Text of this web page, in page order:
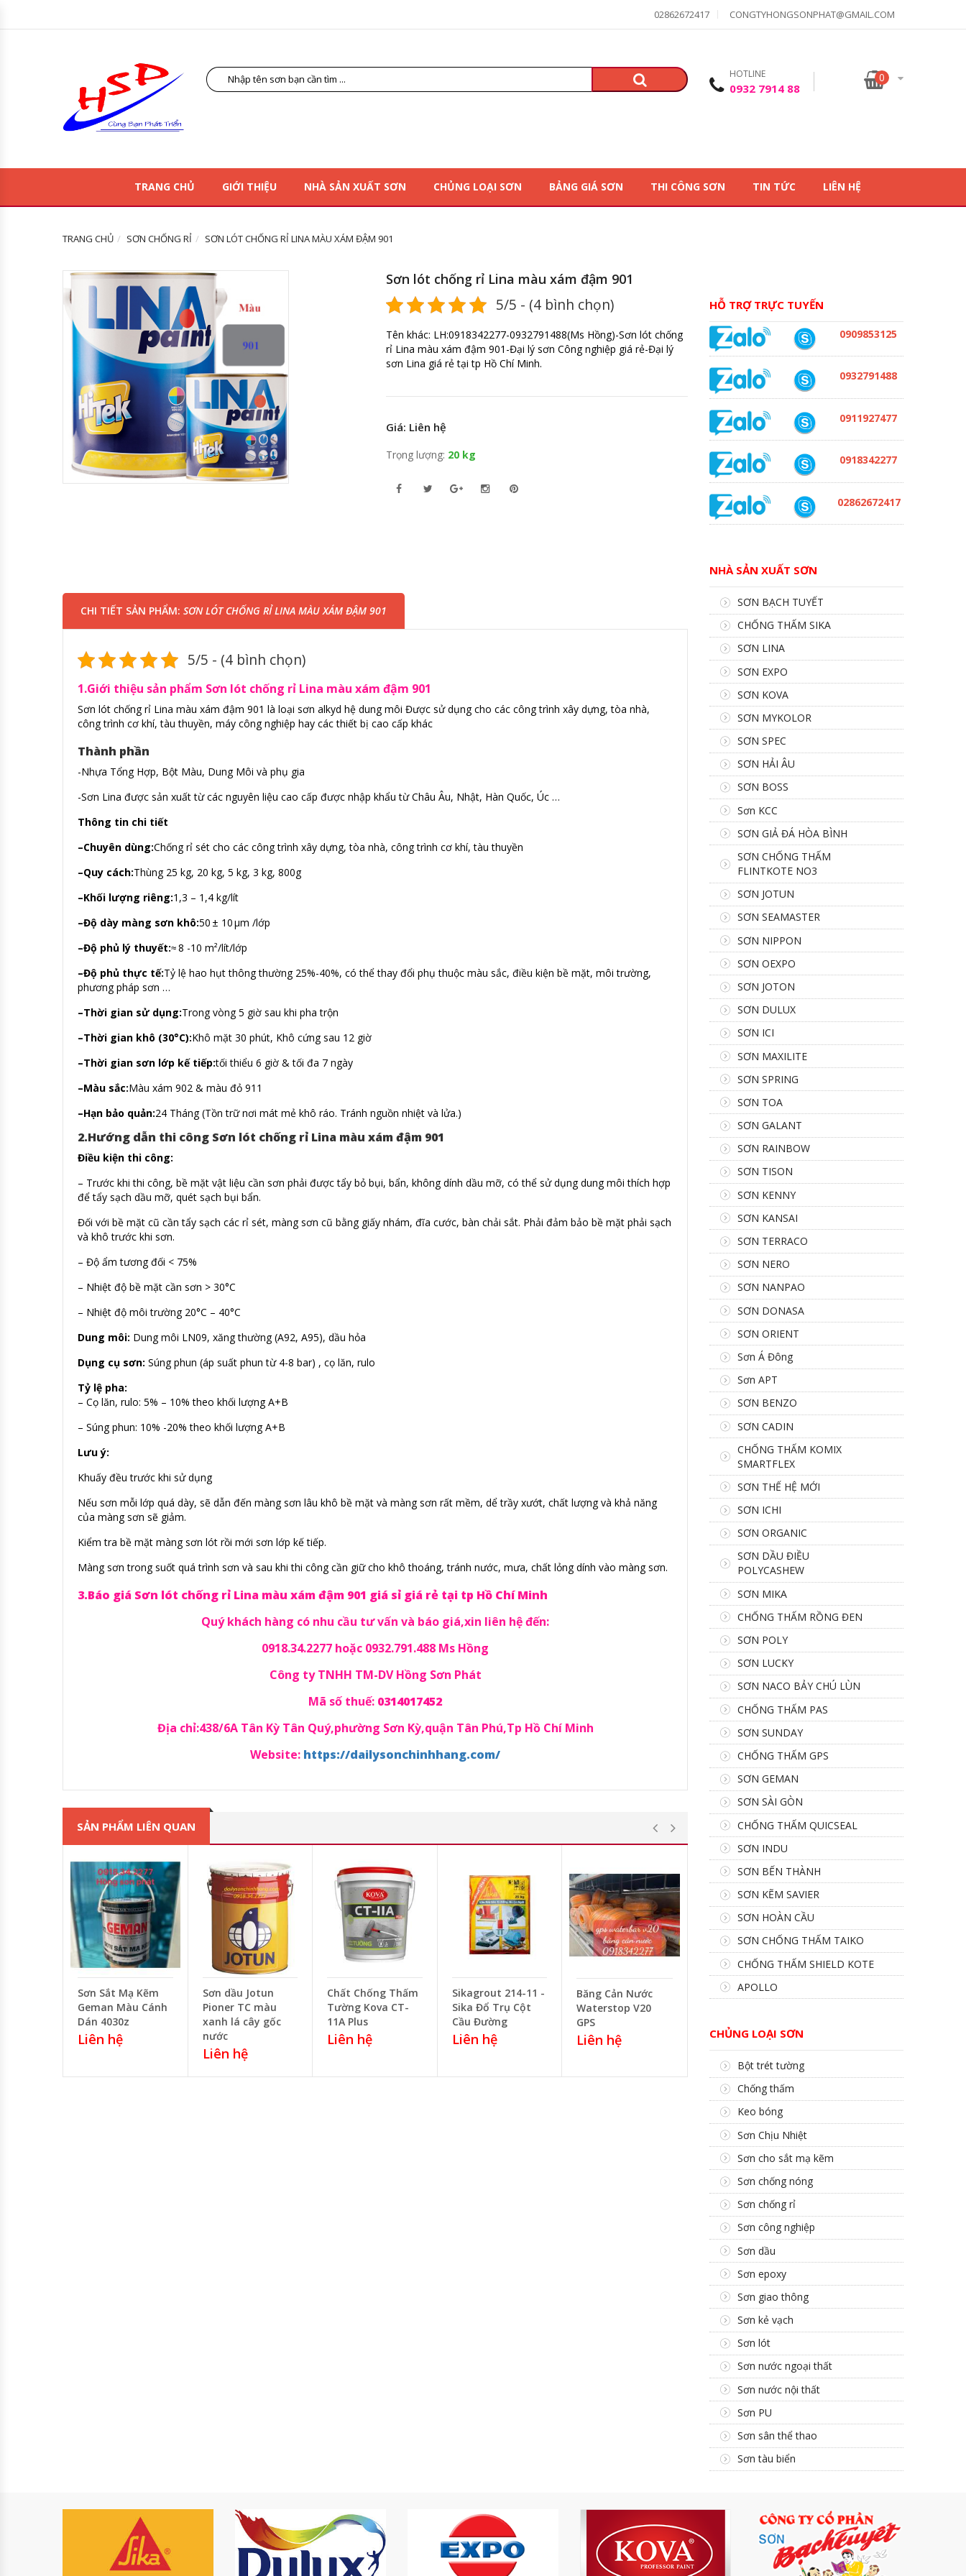
02862672417 CONGTYHONGSONPHAT@GMAIL.COM
HOTLINE
0932 7914 88
0
TRANG CHỦ GIỚI THIỆU NHÀ SẢN XUẤT SƠN CHỦNG LOẠI SƠN BẢNG GIÁ SƠN THI CÔNG SƠN TIN TỨC LIÊN HỆ
TRANG CHỦ SƠN CHỐNG RỈ SƠN LÓT CHỐNG RỈ LINA MÀU XÁM ĐẬM 901
Sơn lót chống rỉ Lina màu xám đậm 901
5/5 - (4 bình chọn)
Tên khác: LH:0918342277-0932791488(Ms Hồng)-Sơn lót chống
rỉ Lina màu xám đậm 901-Đại lý sơn Công nghiệp giá rẻ-Đại lý
sơn Lina giá rẻ tại tp Hồ Chí Minh.
Giá: Liên hệ
Trọng lượng: 20 kg
CHI TIẾT SẢN PHẨM: SƠN LÓT CHỐNG RỈ LINA MÀU XÁM ĐẬM 901
5/5 - (4 bình chọn)
1.Giới thiệu sản phẩm Sơn lót chống rỉ Lina màu xám đậm 901
Sơn lót chống rỉ Lina màu xám đậm 901 là loại sơn alkyd hệ dung môi Được sử dụng cho các công trình xây dựng, tòa nhà,
công trình cơ khí, tàu thuyền, máy công nghiệp hay các thiết bị cao cấp khác
Thành phần
-Nhựa Tổng Hợp, Bột Màu, Dung Môi và phụ gia
-Sơn Lina được sản xuất từ các nguyên liệu cao cấp được nhập khẩu từ Châu Âu, Nhật, Hàn Quốc, Úc …
Thông tin chi tiết
–Chuyên dùng:Chống rỉ sét cho các công trình xây dựng, tòa nhà, công trình cơ khí, tàu thuyền
–Quy cách:Thùng 25 kg, 20 kg, 5 kg, 3 kg, 800g
–Khối lượng riêng:1,3 – 1,4 kg/lít
–Độ dày màng sơn khô:50 ± 10 µm /lớp
–Độ phủ lý thuyết:≈ 8 -10 m²/lít/lớp
–Độ phủ thực tế:Tỷ lệ hao hụt thông thường 25%-40%, có thể thay đổi phụ thuộc màu sắc, điều kiện bề mặt, môi trường,
phương pháp sơn …
–Thời gian sử dụng:Trong vòng 5 giờ sau khi pha trộn
–Thời gian khô (30°C):Khô mặt 30 phút, Khô cứng sau 12 giờ
–Thời gian sơn lớp kế tiếp:tối thiểu 6 giờ & tối đa 7 ngày
–Màu sắc:Màu xám 902 & màu đỏ 911
–Hạn bảo quản:24 Tháng (Tồn trữ nơi mát mẻ khô ráo. Tránh nguồn nhiệt và lửa.)
2.Hướng dẫn thi công Sơn lót chống rỉ Lina màu xám đậm 901
Điều kiện thi công:
– Trước khi thi công, bề mặt vật liệu cần sơn phải được tẩy bỏ bụi, bẩn, không dính dầu mỡ, có thể sử dụng dung môi thích hợp
để tẩy sạch dầu mỡ, quét sạch bụi bẩn.
Đối với bề mặt cũ cần tẩy sạch các rỉ sét, màng sơn cũ bằng giấy nhám, đĩa cước, bàn chải sắt. Phải đảm bảo bề mặt phải sạch
và khô trước khi sơn.
– Độ ẩm tương đối < 75%
– Nhiệt độ bề mặt cần sơn > 30°C
– Nhiệt độ môi trường 20°C – 40°C
Dung môi: Dung môi LN09, xăng thường (A92, A95), dầu hỏa
Dụng cụ sơn: Súng phun (áp suất phun từ 4-8 bar) , cọ lăn, rulo
Tỷ lệ pha:
– Cọ lăn, rulo: 5% – 10% theo khối lượng A+B
– Súng phun: 10% -20% theo khối lượng A+B
Lưu ý:
Khuấy đều trước khi sử dụng
Nếu sơn mỗi lớp quá dày, sẽ dẫn đến màng sơn lâu khô bề mặt và màng sơn rất mềm, dể trầy xướt, chất lượng và khả năng
của màng sơn sẽ giảm.
Kiểm tra bề mặt màng sơn lót rồi mới sơn lớp kế tiếp.
Màng sơn trong suốt quá trình sơn và sau khi thi công cần giữ cho khô thoáng, tránh nước, mưa, chất lỏng dính vào màng sơn.
3.Báo giá Sơn lót chống rỉ Lina màu xám đậm 901 giá sỉ giá rẻ tại tp Hồ Chí Minh
Quý khách hàng có nhu cầu tư vấn và báo giá,xin liên hệ đến:
0918.34.2277 hoặc 0932.791.488 Ms Hồng
Công ty TNHH TM-DV Hồng Sơn Phát
Mã số thuế: 0314017452
Địa chỉ:438/6A Tân Kỳ Tân Quý,phường Sơn Kỳ,quận Tân Phú,Tp Hồ Chí Minh
Website: https://dailysonchinhhang.com/
SẢN PHẨM LIÊN QUAN
Sơn Sắt Mạ Kẽm
Geman Màu Cánh
Dán 4030z
Liên hệ
Sơn dầu Jotun
Pioner TC màu
xanh lá cây gốc
nước
Liên hệ
Chất Chống Thấm
Tường Kova CT-
11A Plus
Liên hệ
Sikagrout 214-11 -
Sika Đổ Trụ Cột
Cầu Đường
Liên hệ
Băng Cản Nước
Waterstop V20
GPS
Liên hệ
HỖ TRỢ TRỰC TUYẾN
0909853125
0932791488
0911927477
0918342277
02862672417
NHÀ SẢN XUẤT SƠN
SƠN BẠCH TUYẾT
CHỐNG THẤM SIKA
SƠN LINA
SƠN EXPO
SƠN KOVA
SƠN MYKOLOR
SƠN SPEC
SƠN HẢI ÂU
SƠN BOSS
Sơn KCC
SƠN GIẢ ĐÁ HÒA BÌNH
SƠN CHỐNG THẤM
FLINTKOTE NO3
SƠN JOTUN
SƠN SEAMASTER
SƠN NIPPON
SƠN OEXPO
SƠN JOTON
SƠN DULUX
SƠN ICI
SƠN MAXILITE
SƠN SPRING
SƠN TOA
SƠN GALANT
SƠN RAINBOW
SƠN TISON
SƠN KENNY
SƠN KANSAI
SƠN TERRACO
SƠN NERO
SƠN NANPAO
SƠN DONASA
SƠN ORIENT
Sơn Á Đông
Sơn APT
SƠN BENZO
SƠN CADIN
CHỐNG THẤM KOMIX
SMARTFLEX
SƠN THẾ HỆ MỚI
SƠN ICHI
SƠN ORGANIC
SƠN DẦU ĐIỀU
POLYCASHEW
SƠN MIKA
CHỐNG THẤM RỒNG ĐEN
SƠN POLY
SƠN LUCKY
SƠN NACO BẢY CHÚ LÙN
CHỐNG THẤM PAS
SƠN SUNDAY
CHỐNG THẤM GPS
SƠN GEMAN
SƠN SÀI GÒN
CHỐNG THẤM QUICSEAL
SƠN INDU
SƠN BẾN THÀNH
SƠN KẼM SAVIER
SƠN HOÀN CẦU
SƠN CHỐNG THẤM TAIKO
CHỐNG THẤM SHIELD KOTE
APOLLO
CHỦNG LOẠI SƠN
Bột trét tường
Chống thấm
Keo bóng
Sơn Chịu Nhiệt
Sơn cho sắt mạ kẽm
Sơn chống nóng
Sơn chống rỉ
Sơn công nghiệp
Sơn dầu
Sơn epoxy
Sơn giao thông
Sơn kẻ vạch
Sơn lót
Sơn nước ngoại thất
Sơn nước nội thất
Sơn PU
Sơn sân thể thao
Sơn tàu biển